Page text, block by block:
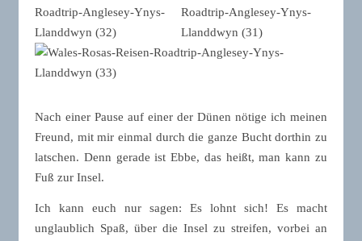
Nach einer Pause auf einer der Dünen nötige ich meinen
Freund, mit mir einmal durch die ganze Bucht dorthin zu
latschen. Denn gerade ist Ebbe, das heißt, man kann zu
Fuß zur Insel.
Ich kann euch nur sagen: Es lohnt sich! Es macht
unglaublich Spaß, über die Insel zu streifen, vorbei an